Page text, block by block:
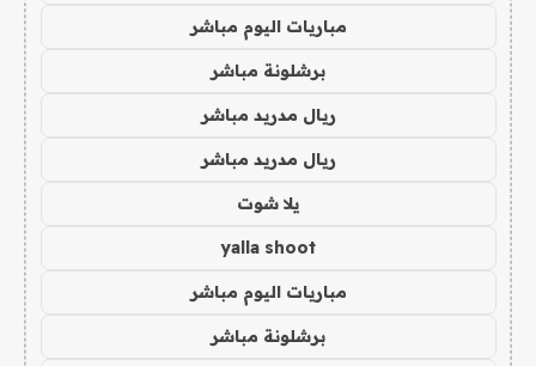
مباريات اليوم مباشر
برشلونة مباشر
ريال مدريد مباشر
ريال مدريد مباشر
يلا شوت
yalla shoot
مباريات اليوم مباشر
برشلونة مباشر